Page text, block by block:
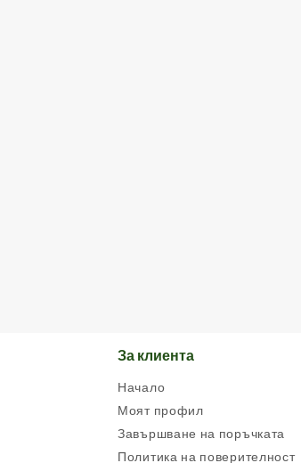
За клиента
Начало
Моят профил
Завършване на поръчката
Политика на поверителност